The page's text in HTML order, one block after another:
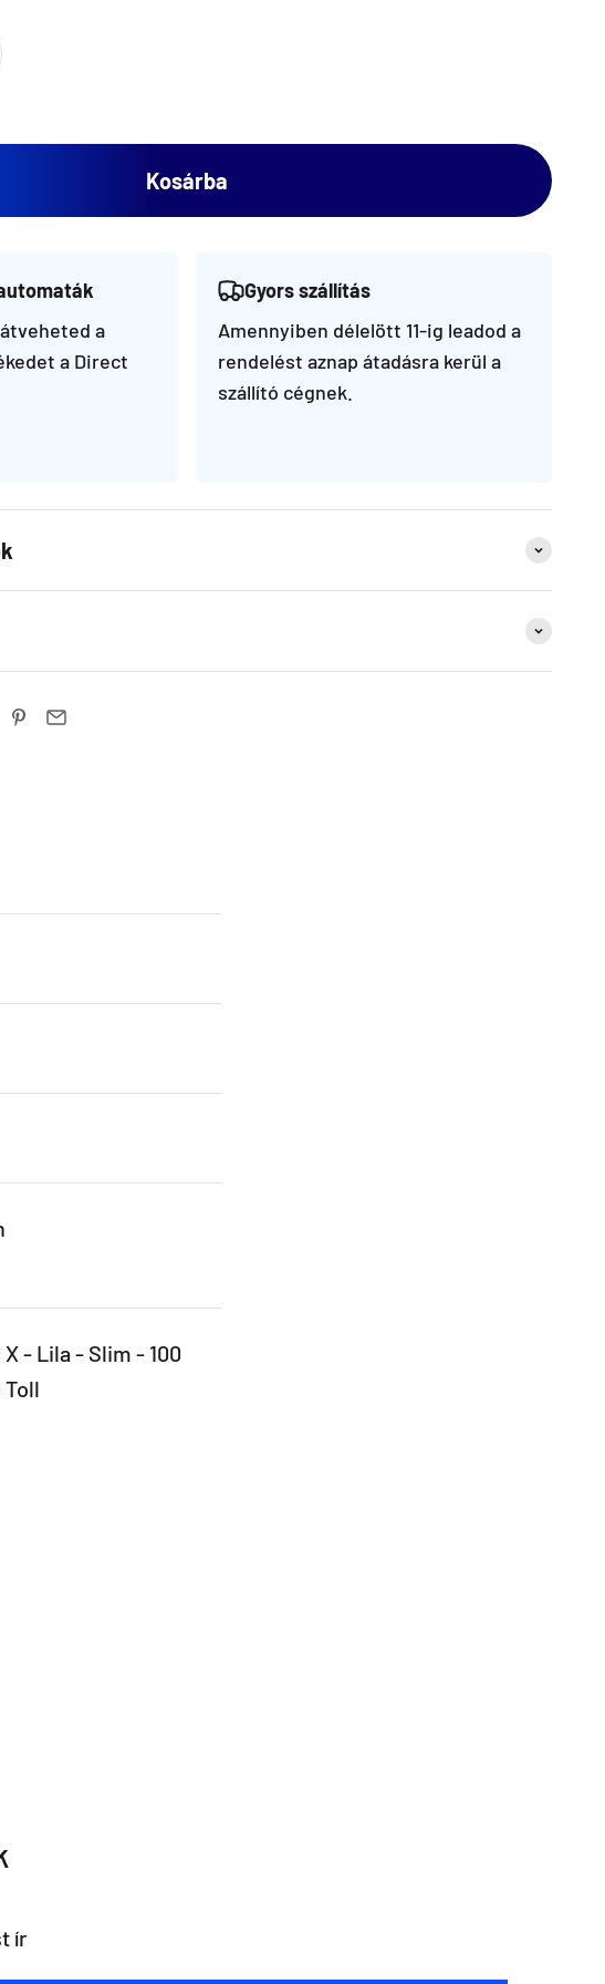
Kosárba
a
a Direct
Gyors szállítás
Amennyiben délelött 11-ig leadod a
rendelést aznap átadásra kerül a
szállító cégnek.
- Lila - Slim - 100
Toll
ír